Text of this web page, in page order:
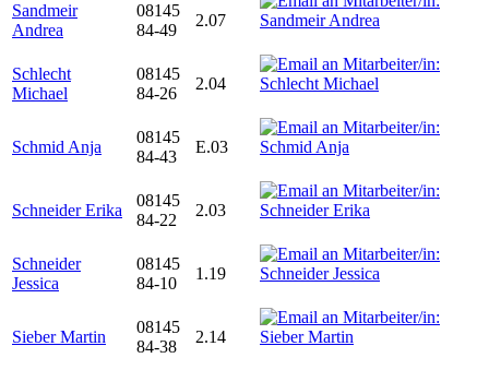
Sandmeir
Andrea
08145
84-49
2.07
Schlecht
Michael
08145
84-26
2.04
Schmid Anja
08145
84-43
E.03
Schneider Erika
08145
84-22
2.03
Schneider
Jessica
08145
84-10
1.19
Sieber Martin
08145
84-38
2.14